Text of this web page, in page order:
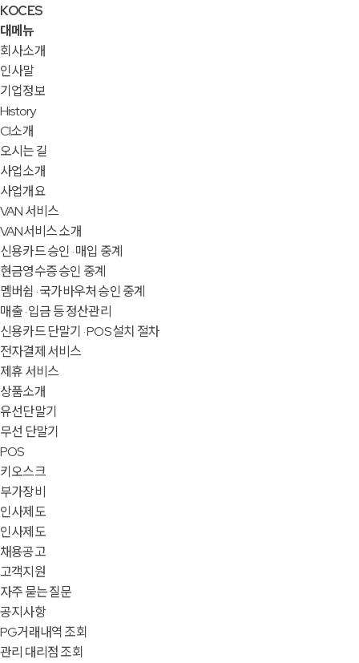
KOCES
대메뉴
회사소개
인사말
기업정보
History
CI소개
오시는 길
사업소개
사업개요
VAN 서비스
VAN서비스 소개
신용카드 승인 · 매입 중계
현금영수증 승인 중계
멤버쉽 · 국가바우처 승인 중계
매출 · 입금 등 정산관리
신용카드 단말기 · POS 설치 절차
전자결제 서비스
제휴 서비스
상품소개
유선단말기
무선 단말기
POS
키오스크
부가장비
인사제도
인사제도
채용공고
고객지원
자주 묻는 질문
공지사항
PG거래내역 조회
관리 대리점 조회